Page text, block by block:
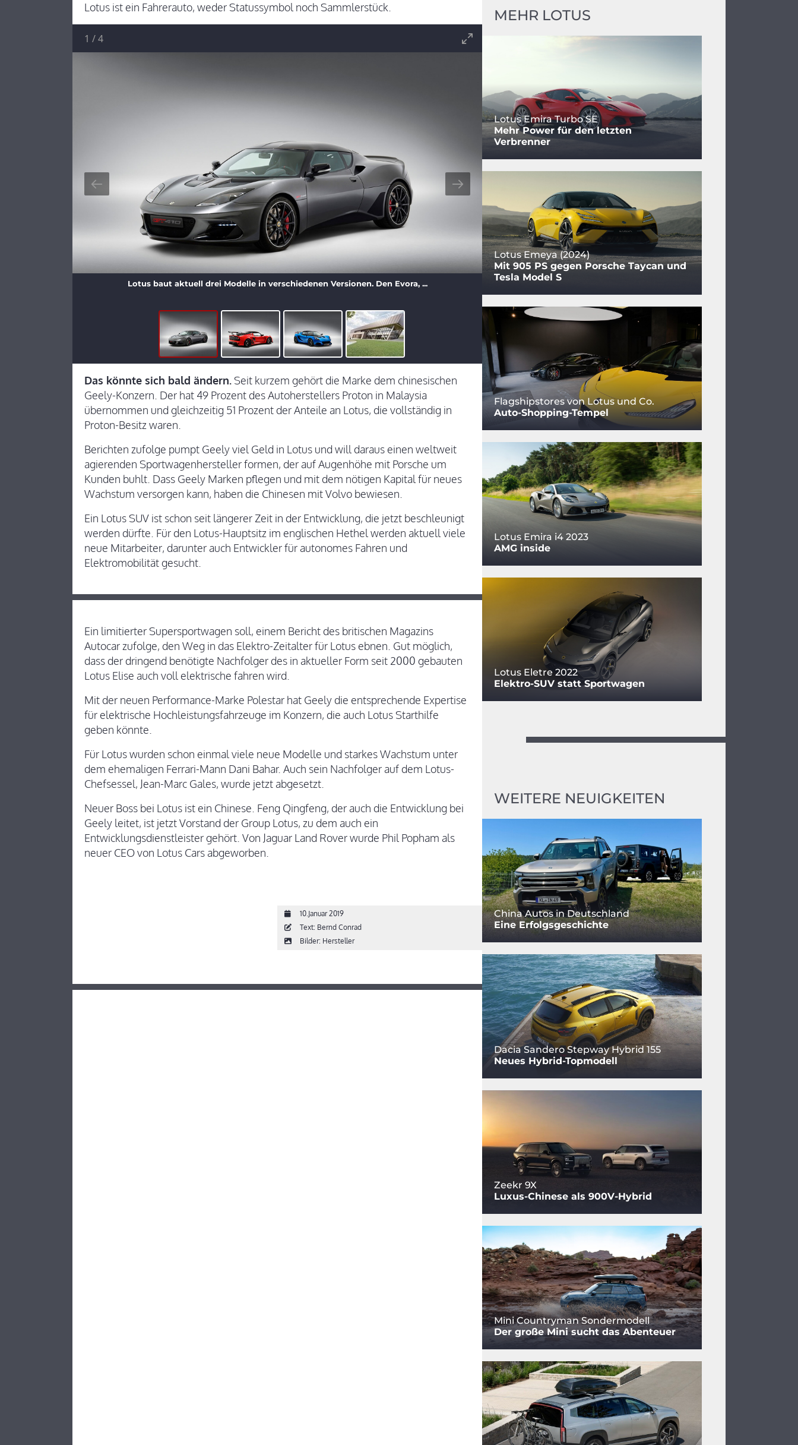
Lotus ist ein Fahrerauto, weder Statussymbol noch Sammlerstück.
Lotus baut aktuell drei Modelle in verschiedenen Versionen. Den Evora, ...
1 /4
Das könnte sich bald ändern. Seit kurzem gehört die Marke dem chinesischen
Geely-Konzern. Der hat 49 Prozent des Autoherstellers Proton in Malaysia
übernommen und gleichzeitig 51 Prozent der Anteile an Lotus, die vollständig in
Proton-Besitz waren.
Berichten zufolge pumpt Geely viel Geld in Lotus und will daraus einen weltweit
agierenden Sportwagenhersteller formen, der auf Augenhöhe mit Porsche um
Kunden buhlt. Dass Geely Marken pflegen und mit dem nötigen Kapital für neues
Wachstum versorgen kann, haben die Chinesen mit Volvo bewiesen.
Ein Lotus SUV ist schon seit längerer Zeit in der Entwicklung, die jetzt beschleunigt
werden dürfte. Für den Lotus-Hauptsitz im englischen Hethel werden aktuell viele
neue Mitarbeiter, darunter auch Entwickler für autonomes Fahren und
Elektromobilität gesucht.
Ein limitierter Supersportwagen soll, einem Bericht des britischen Magazins
Autocar zufolge, den Weg in das Elektro-Zeitalter für Lotus ebnen. Gut möglich,
dass der dringend benötigte Nachfolger des in aktueller Form seit 2000 gebauten
Lotus Elise auch voll elektrische fahren wird.
Mit der neuen Performance-Marke Polestar hat Geely die entsprechende Expertise
für elektrische Hochleistungsfahrzeuge im Konzern, die auch Lotus Starthilfe
geben könnte.
Für Lotus wurden schon einmal viele neue Modelle und starkes Wachstum unter
dem ehemaligen Ferrari-Mann Dani Bahar. Auch sein Nachfolger auf dem Lotus-
Chefsessel, Jean-Marc Gales, wurde jetzt abgesetzt.
Neuer Boss bei Lotus ist ein Chinese. Feng Qingfeng, der auch die Entwicklung bei
Geely leitet, ist jetzt Vorstand der Group Lotus, zu dem auch ein
Entwicklungsdienstleister gehört. Von Jaguar Land Rover wurde Phil Popham als
neuer CEO von Lotus Cars abgeworben.
10.Januar 2019
Text: Bernd Conrad
Bilder: Hersteller
MEHR LOTUS
Lotus Emira Turbo SE
Mehr Power für den letzten
Verbrenner
Lotus Emeya (2024)
Mit 905 PS gegen Porsche Taycan und
Tesla Model S
Flagshipstores von Lotus und Co.
Auto-Shopping-Tempel
Lotus Emira i4 2023
AMG inside
Lotus Eletre 2022
Elektro-SUV statt Sportwagen
WEITERE NEUIGKEITEN
China Autos in Deutschland
Eine Erfolgsgeschichte
Dacia Sandero Stepway Hybrid 155
Neues Hybrid-Topmodell
Zeekr 9X
Luxus-Chinese als 900V-Hybrid
Mini Countryman Sondermodell
Der große Mini sucht das Abenteuer